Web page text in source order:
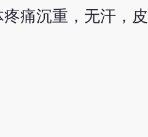
痛沉重，无汗，